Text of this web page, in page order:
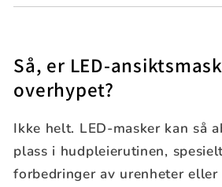
Så, er LED-
overhypet?
Ikke helt. LED-masker kan så
plass i hudpleierutinen,
forbedringer av urenheter eller